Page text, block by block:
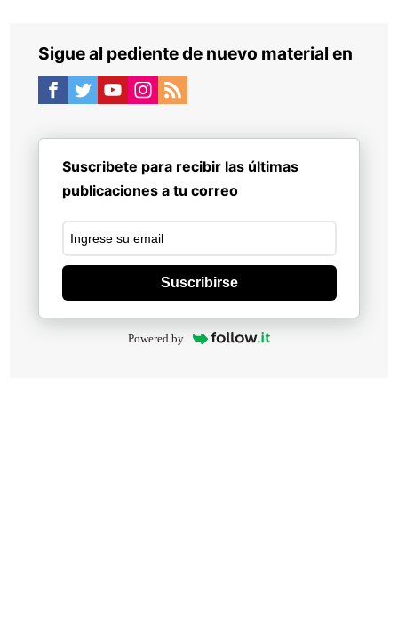
Sigue al pediente de nuevo material en
Suscribete para recibir las últimas
publicaciones a tu correo
Suscribirse
Powered by